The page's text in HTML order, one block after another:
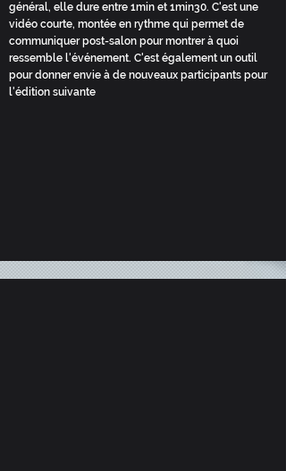
général, elle dure entre 1min et 1min30. C'est une
vidéo courte, montée en rythme qui permet de
communiquer post-salon pour montrer à quoi
ressemble l'événement. C'est également un outil
pour donner envie à de nouveaux participants pour
l'édition suivante